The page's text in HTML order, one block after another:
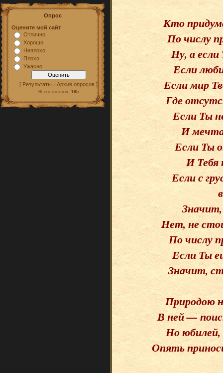
Опрос
Оцените мой сайт
Отлично
Хорошо
Неплохо
Плохо
Ужасно
[ Результаты · Архив опросов ]
Всего ответов: 195
Кто
По числу
Ну, а
Если
Если мир
Где
Если Ты
И
Если Ты
И Тебя
Если с
Нет, не
По числу
Если Ты
Значит,
Природою
В ней —
Но юбилей,
Опять